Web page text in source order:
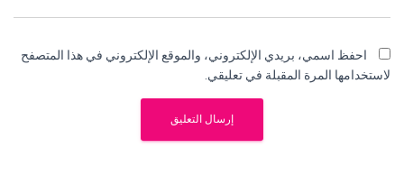
احفظ اسمي، بريدي الإلكتروني، والموقع الإلكتروني في هذا المتصفح
لاستخدامها المرة المقبلة في تعليقي.